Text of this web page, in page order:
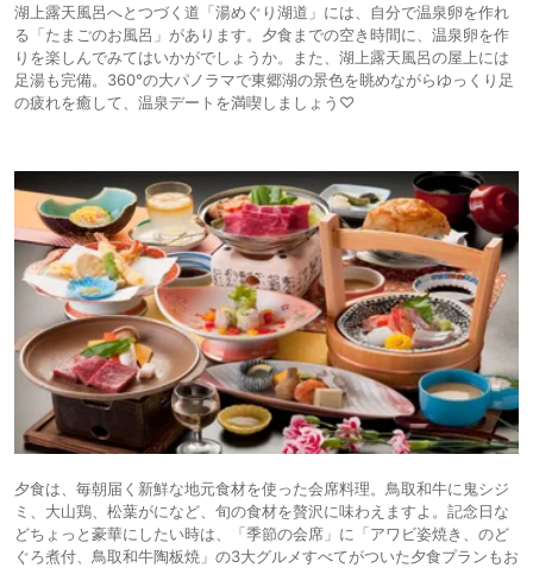
湖上露天風呂へとつづく道「湯めぐり湖道」には、自分で温泉卵を作れ
る「たまごのお風呂」があります。夕食までの空き時間に、温泉卵を作
りを楽しんでみてはいかがでしょうか。また、湖上露天風呂の屋上には
足湯も完備。360°の大パノラマで東郷湖の景色を眺めながらゆっくり足
の疲れを癒して、温泉デートを満喫しましょう♡
夕食は、毎朝届く新鮮な地元食材を使った会席料理。鳥取和牛に鬼シジ
ミ、大山鶏、松葉がになど、旬の食材を贅沢に味わえますよ。記念日な
どちょっと豪華にしたい時は、「季節の会席」に「アワビ姿焼き、のど
ぐろ煮付、鳥取和牛陶板焼」の3大グルメすべてがついた夕食プランもお